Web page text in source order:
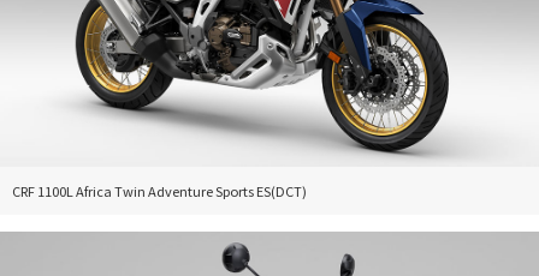
CRF 1100L Africa Twin Adventure Sports ES(DCT)